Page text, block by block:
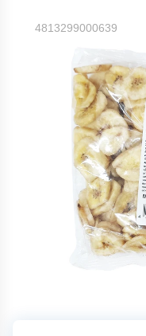
4813299000639